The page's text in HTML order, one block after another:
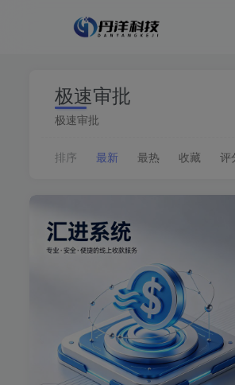
极速审批
极速审批
排序 最新 最热 收藏 评